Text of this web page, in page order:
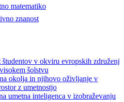
matematiko
znanost
študentov v okviru evropskih združenj
šolstvu
okolja in njihovo oživljanje v
z umetnostjo
umetna inteligenca v izobraževanju